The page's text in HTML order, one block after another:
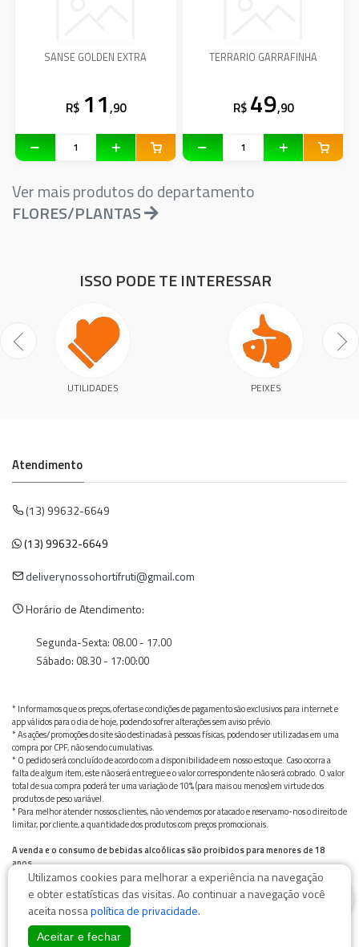
SANSE GOLDEN EXTRA
R$ 11,90
TERRARIO GARRAFINHA
R$ 49,90
Ver mais produtos do departamento
FLORES/PLANTAS
ISSO PODE TE INTERESSAR
UTILIDADES PEIXES
Atendimento
(13) 99632-6649
(13) 99632-6649
deliverynossohortifruti@gmail.com
Horário de Atendimento:
Segunda-Sexta: 08.00 - 17.00
Sábado: 08.30 - 17:00:00
* Informamos que os preços, ofertas e condições de pagamento são exclusivos para internet e
app válidos para o dia de hoje, podendo sofrer alterações sem aviso prévio.
* As ações/promoções do site são destinadas à pessoas físicas, podendo ser utilizadas em uma
compra por CPF, não sendo cumulativas.
* O pedido será concluído de acordo com a disponibilidade em nosso estoque. Caso ocorra a
falta de algum item, este não será entregue e o valor correspondente não será cobrado. O valor
total de sua compra poderá ter uma variação de 10% (para mais ou menos) em virtude dos
produtos de peso variável.
* Para melhor atender nossos clientes, não vendemos por atacado e reservamo-nos o direito de
limitar, por cliente, a quantidade dos produtos com preços promocionais.
A venda e o consumo de bebidas alcoólicas são proibidos para menores de 18
anos.
Bebida alcoólica pode causar dependência química e, em excesso, provoca graves males à saúde.
Beba com moderação
Utilizamos cookies para melhorar a experiência na navegação
e obter estatísticas das visitas. Ao continuar a navegação você
aceita nossapolítica de privacidade.
Aceitar e fechar